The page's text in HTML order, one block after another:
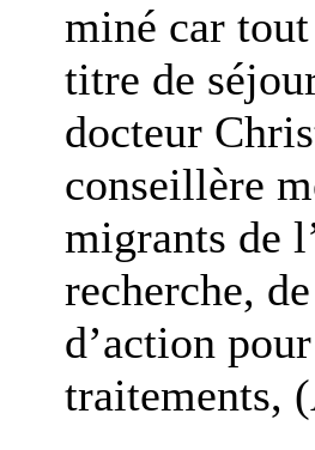
miné car
titre de
docteur
conseillère
migrants de
recherche,
d’action
traitements,